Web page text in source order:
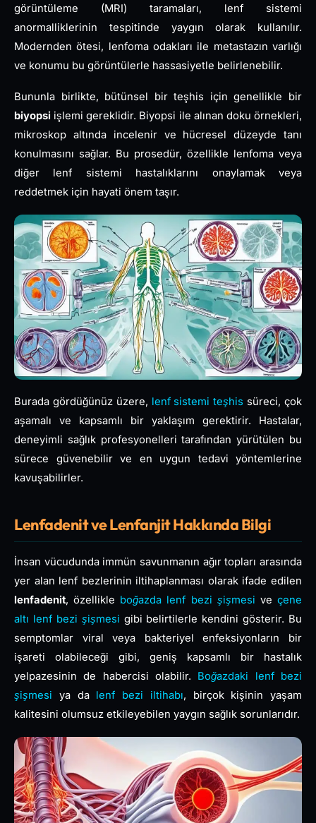
görüntüleme (MRI) taramaları, lenf sistemi
anormalliklerinin tespitinde yaygın olarak kullanılır.
Modernden ötesi, lenfoma odakları ile metastazın varlığı
ve konumu bu görüntülerle hassasiyetle belirlenebilir.
Bununla birlikte, bütünsel bir teşhis için genellikle bir
biyopsi işlemi gereklidir. Biyopsi ile alınan doku örnekleri,
mikroskop altında incelenir ve hücresel düzeyde tanı
konulmasını sağlar. Bu prosedür, özellikle lenfoma veya
diğer lenf sistemi hastalıklarını onaylamak veya
reddetmek için hayati önem taşır.
Burada gördüğünüz üzere, lenf sistemi teşhis süreci, çok
aşamalı ve kapsamlı bir yaklaşım gerektirir. Hastalar,
deneyimli sağlık profesyonelleri tarafından yürütülen bu
sürece güvenebilir ve en uygun tedavi yöntemlerine
kavuşabilirler.
Lenfadenit ve Lenfanjit Hakkında Bilgi
İnsan vücudunda immün savunmanın ağır topları arasında
yer alan lenf bezlerinin iltihaplanması olarak ifade edilen
lenfadenit, özellikle boğazda lenf bezi şişmesi veçene
altı lenf bezi şişmesi gibi belirtilerle kendini gösterir. Bu
semptomlar viral veya bakteriyel enfeksiyonların bir
işareti olabileceği gibi, geniş kapsamlı bir hastalık
yelpazesinin de habercisi olabilir. Boğazdaki lenf bezi
şişmesi ya da lenf bezi iltihabı, birçok kişinin yaşam
kalitesini olumsuz etkileyebilen yaygın sağlık sorunlarıdır.